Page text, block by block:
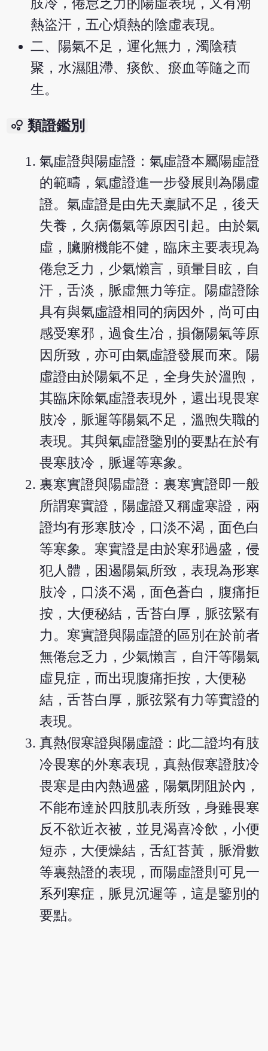
肢冷，倦怠乏力的陽虛表現，又有潮
熱盜汗，五心煩熱的陰虛表現。
二、陽氣不足，運化無力，濁陰積
聚，水濕阻滯、痰飲、瘀血等隨之而
生。
bubble_chart 類證鑑別
氣虛證與陽虛證：氣虛證本屬陽虛證
的範疇，氣虛證進一步發展則為陽虛
證。氣虛證是由先天稟賦不足，後天
失養，久病傷氣等原因引起。由於氣
虛，臟腑機能不健，臨床主要表現為
倦怠乏力，少氣懶言，頭暈目眩，自
汗，舌淡，脈虛無力等症。陽虛證除
具有與氣虛證相同的病因外，尚可由
感受寒邪，過食生冶，損傷陽氣等原
因所致，亦可由氣虛證發展而來。陽
虛證由於陽氣不足，全身失於溫煦，
其臨床除氣虛證表現外，還出現畏寒
肢冷，脈遲等陽氣不足，溫煦失職的
表現。其與氣虛證鑒別的要點在於有
畏寒肢冷，脈遲等寒象。
裏寒實證與陽虛證：裏寒實證即一般
所謂寒實證，陽虛證又稱虛寒證，兩
證均有形寒肢冷，口淡不渴，面色白
等寒象。寒實證是由於寒邪過盛，侵
犯人體，困遏陽氣所致，表現為形寒
肢冷，口淡不渴，面色蒼白，腹痛拒
按，大便秘結，舌苔白厚，脈弦緊有
力。寒實證與陽虛證的區別在於前者
無倦怠乏力，少氣懶言，自汗等陽氣
虛見症，而出現腹痛拒按，大便秘
結，舌苔白厚，脈弦緊有力等實證的
表現。
真熱假寒證與陽虛證：此二證均有肢
冷畏寒的外寒表現，真熱假寒證肢冷
畏寒是由內熱過盛，陽氣閉阻於內，
不能布達於四肢肌表所致，身雖畏寒
反不欲近衣被，並見渴喜冷飲，小便
短赤，大便燥結，舌紅苔黃，脈滑數
等裏熱證的表現，而陽虛證則可見一
系列寒症，脈見沉遲等，這是鑒別的
要點。